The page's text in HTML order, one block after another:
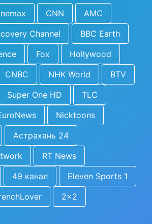
CNN
AMC
Channel
BBC Earth
Fox
Hollywood
CNBC NHK World
BTV
Super One HD
TLC
Nicktoons
Астрахань 24
RT News
49 канал
Eleven Sports 1
2x2